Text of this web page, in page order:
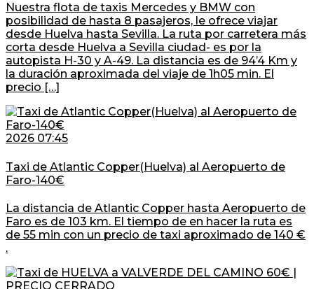
Nuestra flota de taxis Mercedes y BMW con
posibilidad de hasta 8 pasajeros, le ofrece viajar
desde Huelva hasta Sevilla. La ruta por carretera más
corta desde Huelva a Sevilla ciudad- es por la
autopista H-30 y A-49. La distancia es de 94’4 Km y
la duración aproximada del viaje de 1h05 min. El
precio […]
2026 07:45
Taxi de Atlantic Copper(Huelva) al Aeropuerto de
Faro-140€
La distancia de Atlantic Copper hasta Aeropuerto de
Faro es de 103 km. El tiempo de en hacer la ruta es
de 55 min con un precio de taxi aproximado de 140 €
.